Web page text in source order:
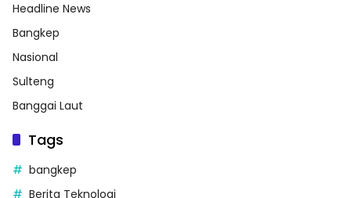
Headline News
Bangkep
Nasional
Sulteng
Banggai Laut
Tags
bangkep
Berita Teknologi